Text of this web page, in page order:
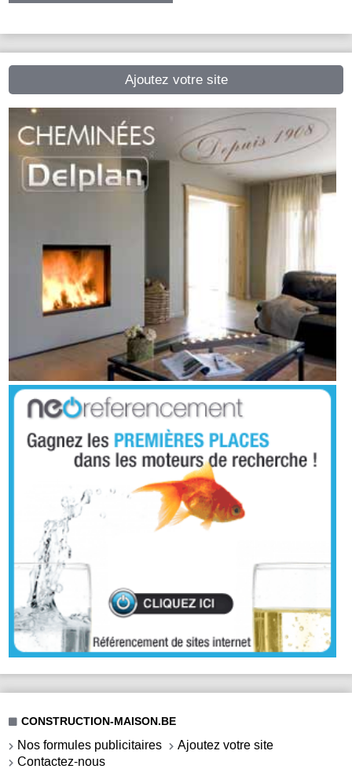
Ajoutez votre site
CONSTRUCTION-MAISON.BE
Nos formules publicitaires
Ajoutez votre site
Contactez-nous